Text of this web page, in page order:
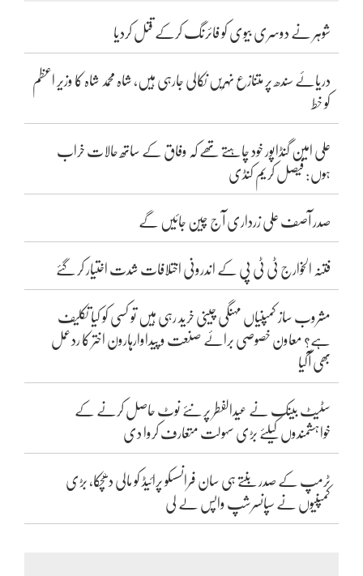
شوہر نے دوسری بیوی کو فائرنگ کرکے قتل کردیا
دریائے سندھ پر متنازع نہریں نکالی جارہی ہیں، شاہ محمد شاہ کا وزیر اعظم
کو خط
علی امین گنڈاپور خود چاہتے تھے کہ وفاق کے ساتھ حالات خراب
ہوں: فیصل کریم کنڈی
صدر آصف علی زرداری آج چین جائیں گے
فتنہ الخوارج ٹی ٹی پی کے اندرونی اختلافات شدت اختیار کر گئے
مشروب ساز کمپنیاں مہنگی چینی خرید رہی ہیں تو کسی کو کیا تکلیف
ہے؟ معاون خصوصی برائے صنعت و پیداوارہارون اختر کا ردعمل
بھی آگیا
سٹیٹ بینک نے عیدالفطر پر نئے نوٹ حاصل کرنے کے
خواہشمندوں کیلئے بڑی سہولت متعارف کروا دی
ٹرمپ کے صدر بنتے ہی سان فرانسسکو پرائیڈ کو مالی دھچکا، بڑی
کمپنیوں نے سپانسرشپ واپس لے لی